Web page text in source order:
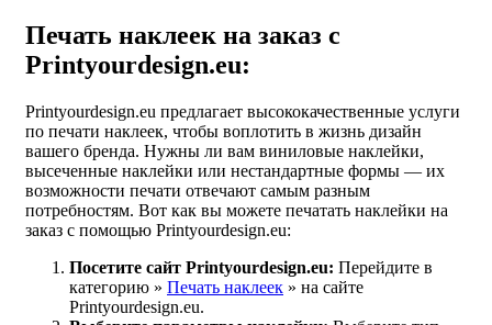
Печать наклеек на заказ с
Printyourdesign.eu:
Printyourdesign.eu предлагает высококачественные услуги
по печати наклеек, чтобы воплотить в жизнь дизайн
вашего бренда. Нужны ли вам виниловые наклейки,
высеченные наклейки или нестандартные формы — их
возможности печати отвечают самым разным
потребностям. Вот как вы можете печатать наклейки на
заказ с помощью Printyourdesign.eu:
Посетите сайт Printyourdesign.eu: Перейдите в
категорию » Печать наклеек » на сайте
Printyourdesign.eu.